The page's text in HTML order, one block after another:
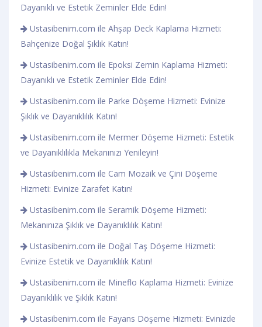
Dayanıklı ve Estetik Zeminler Elde Edin!
Ustasibenim.com ile Ahşap Deck Kaplama Hizmeti:
Bahçenize Doğal Şıklık Katın!
Ustasibenim.com ile Epoksi Zemin Kaplama Hizmeti:
Dayanıklı ve Estetik Zeminler Elde Edin!
Ustasibenim.com ile Parke Döşeme Hizmeti: Evinize
Şıklık ve Dayanıklılık Katın!
Ustasibenim.com ile Mermer Döşeme Hizmeti: Estetik
ve Dayanıklılıkla Mekanınızı Yenileyin!
Ustasibenim.com ile Cam Mozaik ve Çini Döşeme
Hizmeti: Evinize Zarafet Katın!
Ustasibenim.com ile Seramik Döşeme Hizmeti:
Mekanınıza Şıklık ve Dayanıklılık Katın!
Ustasibenim.com ile Doğal Taş Döşeme Hizmeti:
Evinize Estetik ve Dayanıklılık Katın!
Ustasibenim.com ile Mineflo Kaplama Hizmeti: Evinize
Dayanıklılık ve Şıklık Katın!
Ustasibenim.com ile Fayans Döşeme Hizmeti: Evinizde